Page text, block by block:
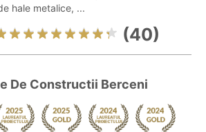
hale metalice, ...
(40)
De Constructii Berceni